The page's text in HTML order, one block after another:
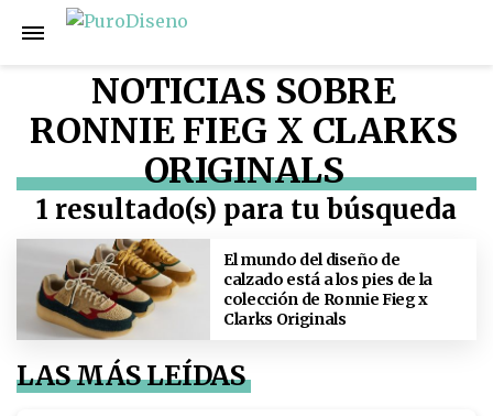
NOTICIAS SOBRE
RONNIE FIEG X CLARKS
ORIGINALS
1 resultado(s) para tu búsqueda
El mundo del diseño de
calzado está a los pies de la
colección de Ronnie Fieg x
Clarks Originals
LAS MÁS LEÍDAS